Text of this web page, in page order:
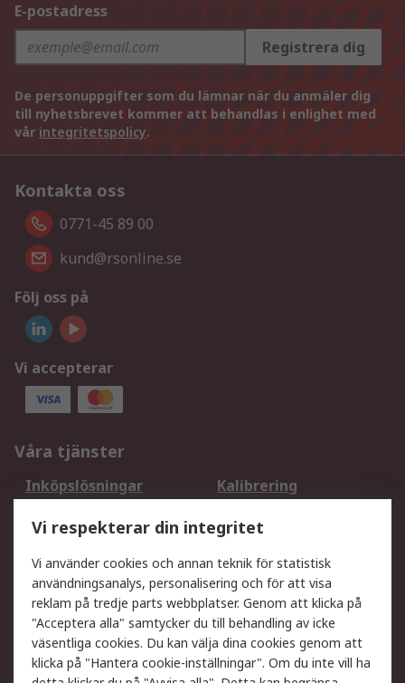
E-postadress
Registrera dig
De personuppgifter som du lämnar när du anmäler dig
till nyhetsbrevet kommer att behandlas i enlighet med
vår integritetspolicy.
Kontakta oss
0771-45 89 00
kund@rsonline.se
Följ oss på
Vi accepterar
Våra tjänster
Inköpslösningar
Kalibrering
DesignSpark
Teknisk Support
Ditt lokala säljteam
Exportlösningar
Support
Få hjälp
Retur av varor
Leverans
Spåra din order
Vi respekterar din integritet
Vi använder cookies och annan teknik för statistisk
användningsanalys, personalisering och för att visa
reklam på tredje parts webbplatser. Genom att klicka på
"Acceptera alla" samtycker du till behandling av icke
väsentliga cookies. Du kan välja dina cookies genom att
klicka på "Hantera cookie-inställningar". Om du inte vill ha